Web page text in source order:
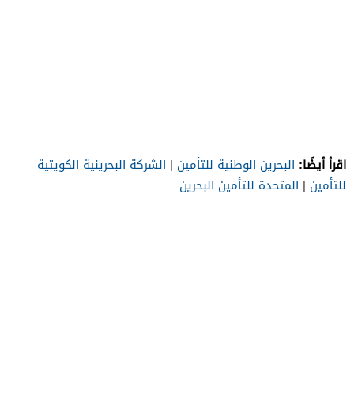
اقرأ أيضًا: البحرين الوطنية للتأمين | الشركة البحرينية الكويتية
للتأمين | المتحدة للتأمين البحرين